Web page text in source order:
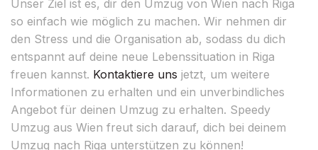
Unser Ziel ist es, dir den Umzug von Wien nach Riga
so einfach wie möglich zu machen. Wir nehmen dir
den Stress und die Organisation ab, sodass du dich
entspannt auf deine neue Lebenssituation in Riga
freuen kannst. Kontaktiere uns jetzt, um weitere
Informationen zu erhalten und ein unverbindliches
Angebot für deinen Umzug zu erhalten. Speedy
Umzug aus Wien freut sich darauf, dich bei deinem
Umzug nach Riga unterstützen zu können!